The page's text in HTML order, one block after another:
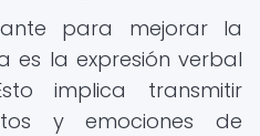
para mejorar la
es la expresión verbal
implica transmitir
y emociones de